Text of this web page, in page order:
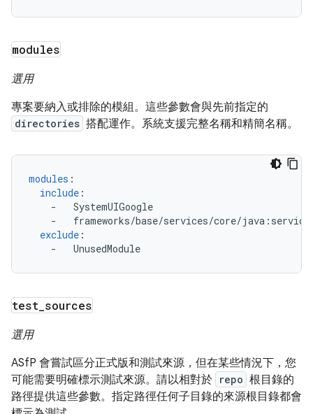
modules
選用
專案要納入或排除的模組。這些參數會與先前指定的
directories 搭配運作。系統支援完整名稱和精簡名稱。
modules :
include :
-
SystemUIGoogle
-
frameworks/base/services/core/
exclude :
-
UnusedModule
test sources
選用
ASfP 會嘗試區分正式版和測試來源，但在某些情況下，您
可能需要明確標示測試來源。請以相對於 repo 根目錄的
路徑提供這些參數。指定路徑任何子目錄的來源根目錄都會